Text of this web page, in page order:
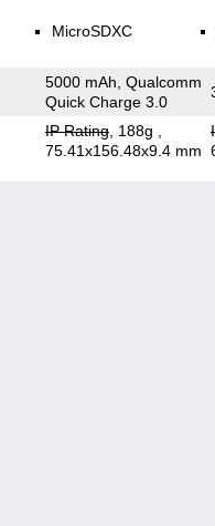
MicroSDXC
5000 mAh, Qualcomm
Quick Charge 3.0
IP Rating, 188g
75.41x156.48x9.4 mm